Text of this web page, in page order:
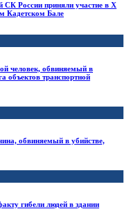
СК России приняли участие в X
Кадетском Бале
человек, обвиняемый в
объектов транспортной
обвиняемый в убийстве,
гибели людей в здании